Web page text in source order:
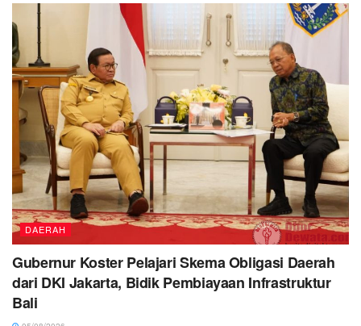
DAERAH
Gubernur Koster Pelajari Skema Obligasi Daerah
dari DKI Jakarta, Bidik Pembiayaan Infrastruktur
Bali